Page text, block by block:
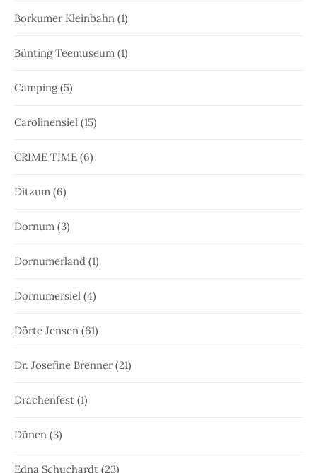
Borkumer Kleinbahn (1)
Bünting Teemuseum (1)
Camping(5)
Carolinensiel (15)
CRIME TIME (6)
Ditzum (6)
Dornum (3)
Dornumerland (1)
Dornumersiel (4)
Dörte Jensen (61)
Dr. Josefine Brenner(21)
Drachenfest (1)
Dünen (3)
Edna Schuchardt (23)